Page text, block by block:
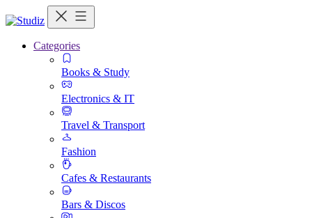
Categories
Books & Study
Electronics & IT
Travel & Transport
Fashion
Cafes & Restaurants
Bars & Discos